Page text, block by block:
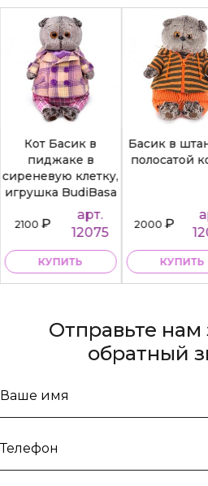
Кот Басик в
пиджаке в
сиреневую клетку,
игрушка BudiBasa
2100₽
арт.
12075
КУПИТЬ
Басик в
полосатой
2000₽
КУПИТЬ
Отправьте нам
обратный
Ваше